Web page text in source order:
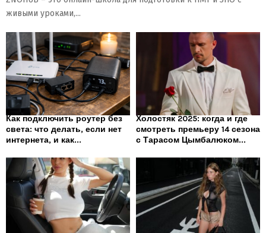
живыми уроками,...
Как подключить роутер без
света: что делать, если нет
интернета, и как...
Холостяк 2025: когда и где
смотреть премьеру 14 сезона
с Тарасом Цымбалюком...